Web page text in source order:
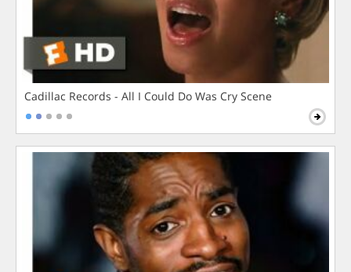
Cadillac Records - All I Could Do Was Cry Scene